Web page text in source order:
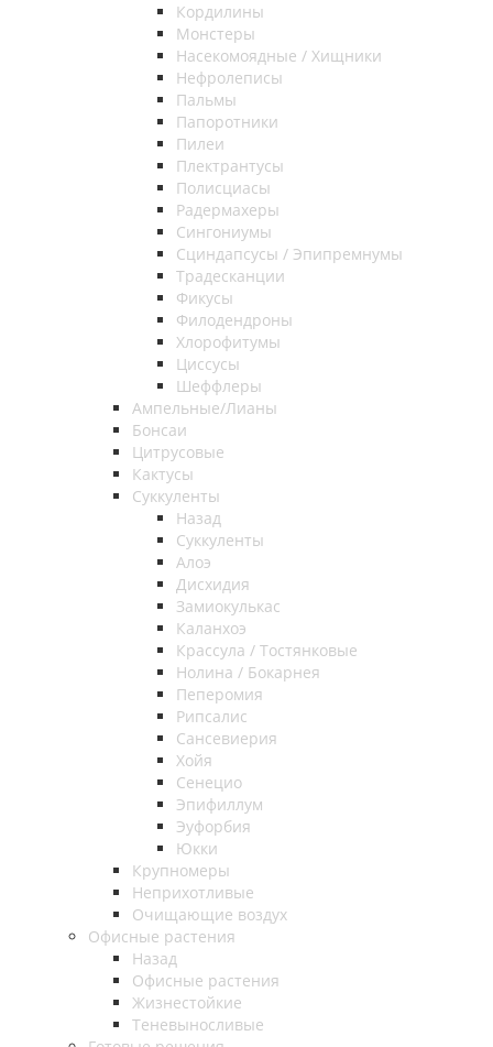
Кордилины
Монстеры
Насекомоядные / Хищники
Нефролеписы
Пальмы
Папоротники
Пилеи
Плектрантусы
Полисциасы
Радермахеры
Сингониумы
Сциндапсусы / Эпипремнумы
Традесканции
Фикусы
Филодендроны
Хлорофитумы
Циссусы
Шеффлеры
Ампельные/Лианы
Бонсаи
Цитрусовые
Кактусы
Суккуленты
Назад
Суккуленты
Алоэ
Дисхидия
Замиокулькас
Каланхоэ
Крассула / Тостянковые
Нолина / Бокарнея
Пеперомия
Рипсалис
Сансевиерия
Хойя
Сенецио
Эпифиллум
Эуфорбия
Юкки
Крупномеры
Неприхотливые
Очищающие воздух
Офисные растения
Назад
Офисные растения
Жизнестойкие
Теневыносливые